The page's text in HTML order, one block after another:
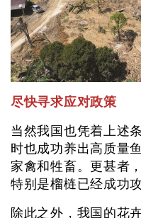
尽快寻求应对政策
当然我国也凭着上述
时也成功养出高质量
家禽和牲畜。更甚者
特别是榴梿已经成功
除此之外，我国的花